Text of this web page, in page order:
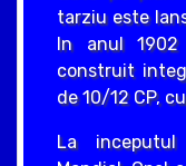
tarziu este
In anul
construit
de 10/12 CP,
La